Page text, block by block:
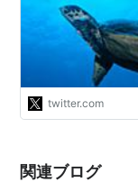
い）と和人はいう
ヌらしく暮らして
たらのご先祖はチ
ないのかい、それ
「民族」なんだ
twitter.com
関連ブログ